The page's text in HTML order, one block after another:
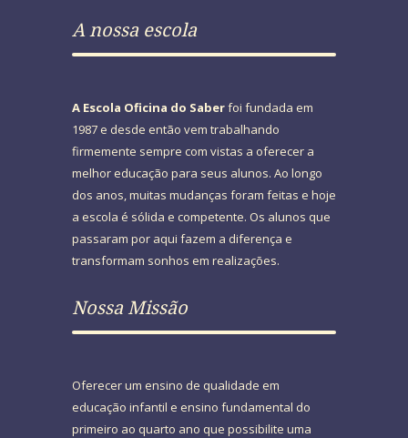
A nossa escola
A Escola Oficina do Saberfoi fundada em
1987 e desde então vem trabalhando
firmemente sempre com vistas a oferecer a
melhor educação para seus alunos. Ao longo
dos anos, muitas mudanças foram feitas e hoje
a escola é sólida e competente. Os alunos que
passaram por aqui fazem a diferença e
transformam sonhos em realizações.
Nossa Missão
Oferecer um ensino de qualidade em
educação infantil e ensino fundamental do
primeiro ao quarto ano que possibilite uma